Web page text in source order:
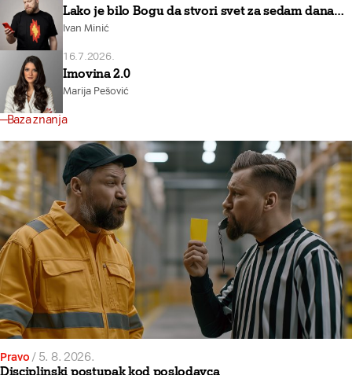
Lako je bilo Bogu da stvori svet za sedam dana…
Ivan Minić
16.7.2026.
Imovina 2.0
Marija Pešović
Baza znanja
Pravo / 5. 8. 2026.
Disciplinski postupak kod poslodavca